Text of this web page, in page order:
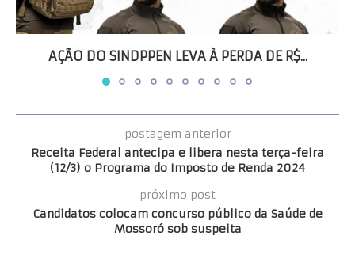
AÇÃO DO SINDPPEN LEVA À PERDA DE R$...
postagem anterior
Receita Federal antecipa e libera nesta terça-feira
(12/3) o Programa do Imposto de Renda 2024
próximo post
Candidatos colocam concurso público da Saúde de
Mossoró sob suspeita